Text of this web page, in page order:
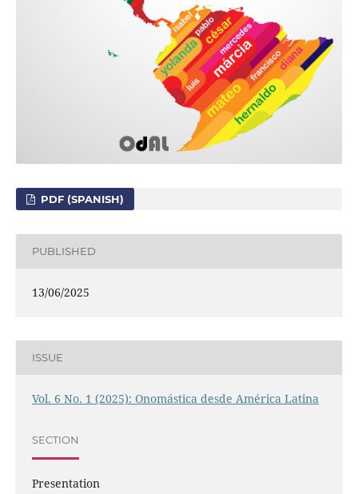
PDF (SPANISH)
PUBLISHED
13/06/2025
ISSUE
Vol. 6 No. 1 (2025): Onomástica desde América Latina
SECTION
Presentation